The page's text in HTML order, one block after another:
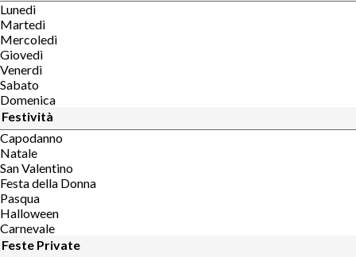
Lunedì
Martedì
Mercoledì
Giovedì
Venerdì
Sabato
Domenica
Festività
Capodanno
Natale
San Valentino
Festa della Donna
Pasqua
Halloween
Carnevale
Feste Private